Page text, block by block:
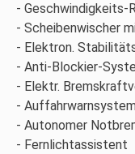
Geschwindigkeits-
Scheibenwischer
Elektron.
Anti-Blockier-
Elektr.
Autonomer
Fernlichtassistent